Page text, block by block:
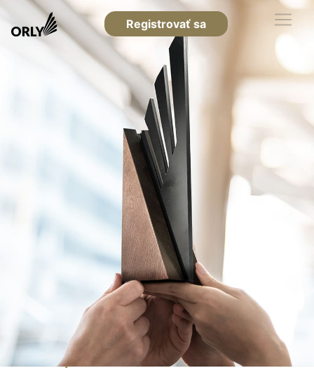
Registrovať sa